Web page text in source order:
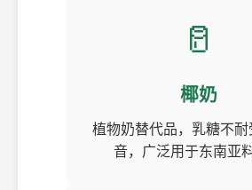
🥛
椰奶
植物奶替代品，乳糖不
音，广泛用于东南亚